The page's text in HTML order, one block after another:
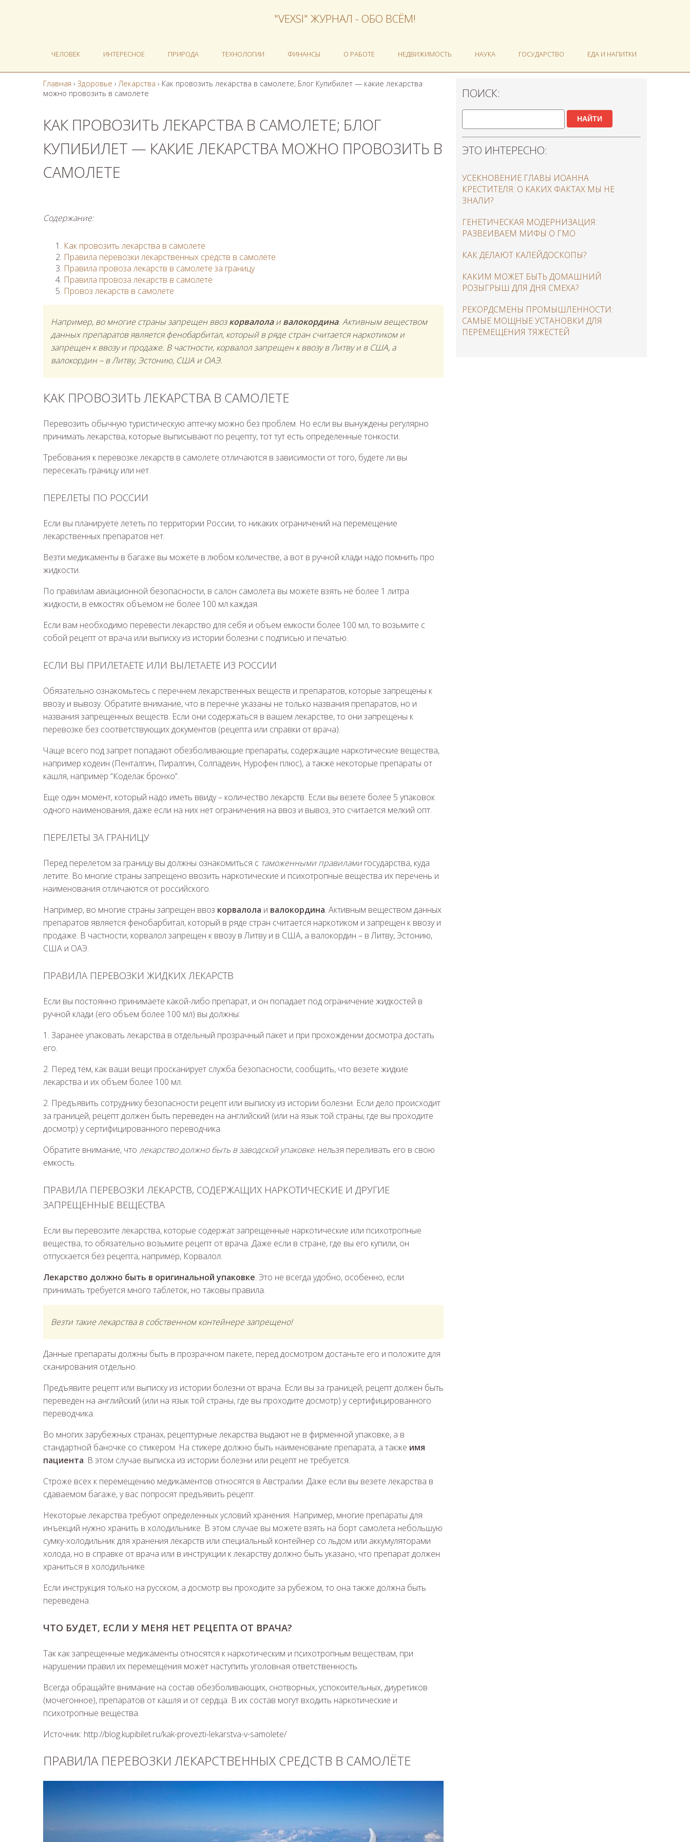
"VEXSI" ЖУРНАЛ - ОБО ВСЁМ!
ЧЕЛОВЕК ИНТЕРЕСНОЕ ПРИРОДА ТЕХНОЛОГИИ ФИНАНСЫ О РАБОТЕ НЕДВИЖИМОСТЬ НАУКА ГОСУДАРСТВО ЕДА И НАПИТКИ
Главная › Здоровье ›Лекарства › Как провозить лекарства в самолете; Блог Купибилет — какие лекарства
можно провозить в самолете
КАК ПРОВОЗИТЬ ЛЕКАРСТВА В САМОЛЕТЕ; БЛОГ
КУПИБИЛЕТ — КАКИЕ ЛЕКАРСТВА МОЖНО ПРОВОЗИТЬ В
САМОЛЕТЕ
Содержание:
Как провозить лекарства в самолете
Правила перевозки лекарственных средств в самолёте
Правила провоза лекарств в самолете за границу
Правила провоза лекарств в самолете
Провоз лекарств в самолете
Например, во многие страны запрещен ввозкорвалолаи валокордина. Активным веществом
данных препаратов является фенобарбитал, который в ряде стран считается наркотиком и
запрещен к ввозу и продаже. В частности, корвалол запрещен к ввозу в Литву и в США, а
валокордин – в Литву, Эстонию, США и ОАЭ.
КАК ПРОВОЗИТЬ ЛЕКАРСТВА В САМОЛЕТЕ
Перевозить обычную туристическую аптечку можно без проблем. Но если вы вынуждены регулярно
принимать лекарства, которые выписывают по рецепту, тот тут есть определенные тонкости.
Требования к перевозке лекарств в самолете отличаются в зависимости от того, будете ли вы
пересекать границу или нет.
ПЕРЕЛЕТЫ ПО РОССИИ
Если вы планируете лететь по территории России, то никаких ограничений на перемещение
лекарственных препаратов нет.
Везти медикаменты в багаже вы можете в любом количестве, а вот в ручной клади надо помнить про
жидкости.
По правилам авиационной безопасности, в салон самолета вы можете взять не более 1 литра
жидкости, в емкостях объемом не более 100 мл каждая.
Если вам необходимо перевести лекарство для себя и объем емкости более 100 мл, то возьмите с
собой рецепт от врача или выписку из истории болезни с подписью и печатью.
ЕСЛИ ВЫ ПРИЛЕТАЕТЕ ИЛИ ВЫЛЕТАЕТЕ ИЗ РОССИИ
Обязательно ознакомьтесь с перечнем лекарственных веществ и препаратов, которые запрещены к
ввозу и вывозу. Обратите внимание, что в перечне указаны не только названия препаратов, но и
названия запрещенных веществ. Если они содержаться в вашем лекарстве, то они запрещены к
перевозке без соответствующих документов (рецепта или справки от врача).
Чаще всего под запрет попадают обезболивающие препараты, содержащие наркотические вещества,
например кодеин (Пенталгин, Пиралгин, Солпадеин, Нурофен плюс), а также некоторые препараты от
кашля, например “Коделак бронхо”.
Еще один момент, который надо иметь ввиду – количество лекарств. Если вы везете более 5 упаковок
одного наименования, даже если на них нет ограничения на ввоз и вывоз, это считается мелкий опт.
ПЕРЕЛЕТЫ ЗА ГРАНИЦУ
Перед перелетом за границу вы должны ознакомиться с таможенными правилами государства, куда
летите. Во многие страны запрещено ввозить наркотические и психотропные вещества их перечень и
наименования отличаются от российского.
Например, во многие страны запрещен ввоз корвалола и валокордина. Активным веществом данных
препаратов является фенобарбитал, который в ряде стран считается наркотиком и запрещен к ввозу и
продаже. В частности, корвалол запрещен к ввозу в Литву и в США, а валокордин – в Литву, Эстонию,
США и ОАЭ.
ПРАВИЛА ПЕРЕВОЗКИ ЖИДКИХ ЛЕКАРСТВ
Если вы постоянно принимаете какой-либо препарат, и он попадает под ограничение жидкостей в
ручной клади (его объем более 100 мл) вы должны:
1. Заранее упаковать лекарства в отдельный прозрачный пакет и при прохождении досмотра достать
его.
2. Перед тем, как ваши вещи просканирует служба безопасности, сообщить, что везете жидкие
лекарства и их объем более 100 мл.
2. Предъявить сотруднику безопасности рецепт или выписку из истории болезни. Если дело происходит
за границей, рецепт должен быть переведен на английский (или на язык той страны, где вы проходите
досмотр) у сертифицированного переводчика.
Обратите внимание, что лекарство должно быть в заводской упаковке. нельзя переливать его в свою
емкость.
ПРАВИЛА ПЕРЕВОЗКИ ЛЕКАРСТВ, СОДЕРЖАЩИХ НАРКОТИЧЕСКИЕ И ДРУГИЕ
ЗАПРЕЩЕННЫЕ ВЕЩЕСТВА
Если вы перевозите лекарства, которые содержат запрещенные наркотические или психотропные
вещества, то обязательно возьмите рецепт от врача. Даже если в стране, где вы его купили, он
отпускается без рецепта, например, Корвалол.
Лекарство должно быть в оригинальной упаковке. Это не всегда удобно, особенно, если
принимать требуется много таблеток, но таковы правила.
Везти такие лекарства в собственном контейнере запрещено!
Данные препараты должны быть в прозрачном пакете, перед досмотром достаньте его и положите для
сканирования отдельно.
Предъявите рецепт или выписку из истории болезни от врача. Если вы за границей, рецепт должен быть
переведен на английский (или на язык той страны, где вы проходите досмотр) у сертифицированного
переводчика.
Во многих зарубежных странах, рецептурные лекарства выдают не в фирменной упаковке, а в
стандартной баночке со стикером. На стикере должно быть наименование препарата, а также имя
пациента. В этом случае выписка из истории болезни или рецепт не требуется.
Строже всех к перемещению медикаментов относятся в Австралии. Даже если вы везете лекарства в
сдаваемом багаже, у вас попросят предъявить рецепт.
Некоторые лекарства требуют определенных условий хранения. Например, многие препараты для
инъекций нужно хранить в холодильнике. В этом случае вы можете взять на борт самолета небольшую
сумку-холодильник для хранения лекарств или специальный контейнер со льдом или аккумуляторами
холода, но в справке от врача или в инструкции к лекарству должно быть указано, что препарат должен
храниться в холодильнике.
Если инструкция только на русском, а досмотр вы проходите за рубежом, то она также должна быть
переведена.
ЧТО БУДЕТ, ЕСЛИ У МЕНЯ НЕТ РЕЦЕПТА ОТ ВРАЧА?
Так как запрещенные медикаменты относятся к наркотическим и психотропным веществам, при
нарушении правил их перемещения может наступить уголовная ответственность.
Всегда обращайте внимание на состав обезболивающих, снотворных, успокоительных, диуретиков
(мочегонное), препаратов от кашля и от сердца. В их состав могут входить наркотические и
психотропные вещества.
Источник: http://blog.kupibilet.ru/kak-provezti-lekarstva-v-samolete/
ПРАВИЛА ПЕРЕВОЗКИ ЛЕКАРСТВЕННЫХ СРЕДСТВ В САМОЛЁТЕ
ПОИСК:
НАЙТИ
ЭТО ИНТЕРЕСНО:
УСЕКНОВЕНИЕ ГЛАВЫ ИОАННА
КРЕСТИТЕЛЯ: О КАКИХ ФАКТАХ МЫ НЕ
ЗНАЛИ?
ГЕНЕТИЧЕСКАЯ МОДЕРНИЗАЦИЯ:
РАЗВЕИВАЕМ МИФЫ О ГМО
КАК ДЕЛАЮТ КАЛЕЙДОСКОПЫ?
КАКИМ МОЖЕТ БЫТЬ ДОМАШНИЙ
РОЗЫГРЫШ ДЛЯ ДНЯ СМЕХА?
РЕКОРДСМЕНЫ ПРОМЫШЛЕННОСТИ:
САМЫЕ МОЩНЫЕ УСТАНОВКИ ДЛЯ
ПЕРЕМЕЩЕНИЯ ТЯЖЕСТЕЙ